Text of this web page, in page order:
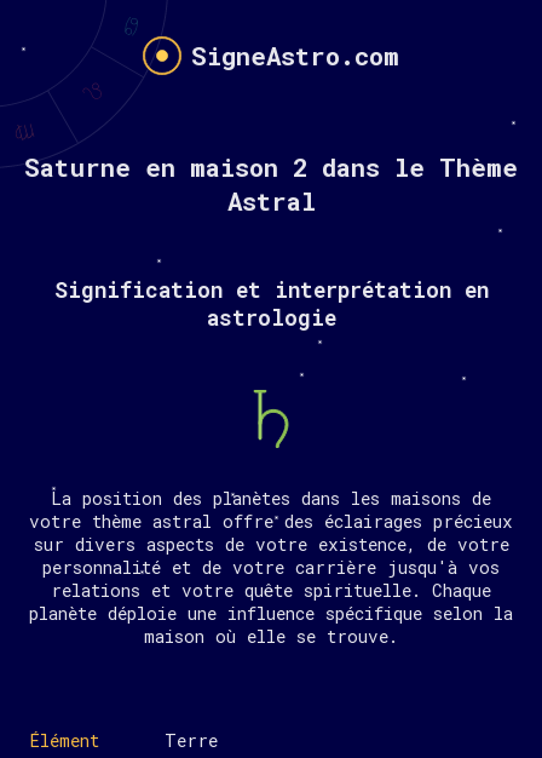
SigneAstro.com
Saturne en maison 2 dans le Thème
Astral
Signification et interprétation en
astrologie
La position des planètes dans les maisons de
votre thème astral offre des éclairages précieux
sur divers aspects de votre existence, de votre
personnalité et de votre carrière jusqu'à vos
relations et votre quête spirituelle. Chaque
planète déploie une influence spécifique selon la
maison où elle se trouve.
Élément
Terre